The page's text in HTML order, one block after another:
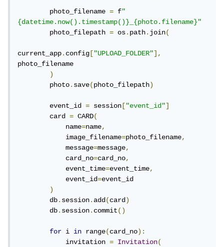
        photo_filename
= f"
{datetime.now().timestamp()}_{photo.filename}"
        photo_filepath
= os.path.join(
current_app.config ["UPLOAD_FOLDER"],
photo_filename
)
        photo
.save(photo_filepath)
        event_id
= session ["event_id"]
        card
= CARD(
            name
=name,
            image_filename
=photo_filename,
            message
=message,
            card_no
=card_no,
            event_time
=event_time,
            event_id
=event_id
)
        db
.session.add(card)
        db
.session.commit()
for i in range(card_no):
            invitation
= Invitation(